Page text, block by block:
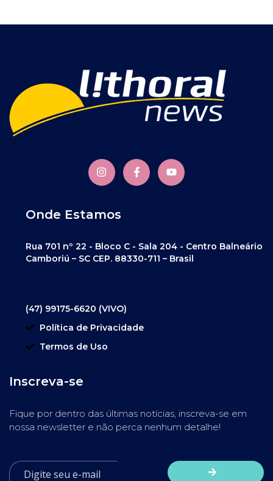
Onde Estamos
Rua 701 nº 22 - Bloco C - Sala 204 - Centro Balneário
Camboriú – SC CEP. 88330-711 – Brasil
(47) 99175-6620 (VIVO)
Política de Privacidade
Termos de Uso
Inscreva-se
Fique por dentro das últimas notícias, inscreva-se em
nossa newsletter e não perca nenhum detalhe!